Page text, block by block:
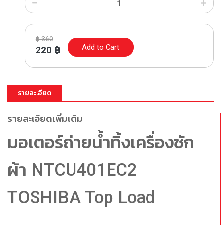
฿360
220 ฿ Add to Cart
รายละเอียด
รายละเอียดเพิ่มเติม
มอเตอร์ถ่ายน้ำทิ้งเครื่องซัก
ผ้า NTCU401EC2
TOSHIBA Top Load